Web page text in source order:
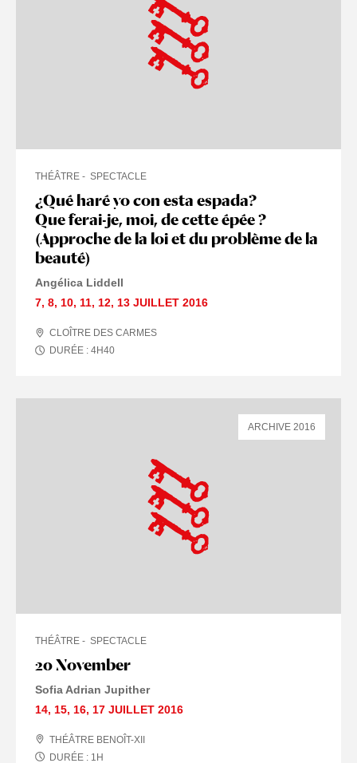
¿Qué haré yo con esta espada?
Que ferai-je, moi, de cette épée ?
(Approche de la loi et du problème de la
beauté)
THÉÂTRE SPECTACLE
Angélica Liddell
7, 8, 10, 11, 12, 13 JUILLET 2016
CLOÎTRE DES CARMES
DURÉE : 4H40
20 November
THÉÂTRE SPECTACLE
Sofia Adrian Jupither
14, 15, 16, 17 JUILLET 2016
THÉÂTRE BENOÎT-XII
DURÉE : 1 H
ARCHIVE 2016